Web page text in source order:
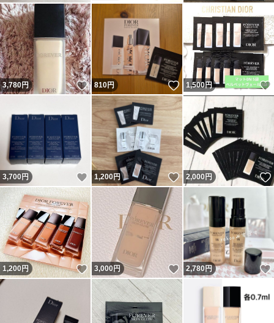
3,780円 いいね！
810円 いいね！
1,500円
3,700円 いいね！
1,200円 いいね！
2,000 円
1,200円 いいね！
3,000円 いいね！
2,780円